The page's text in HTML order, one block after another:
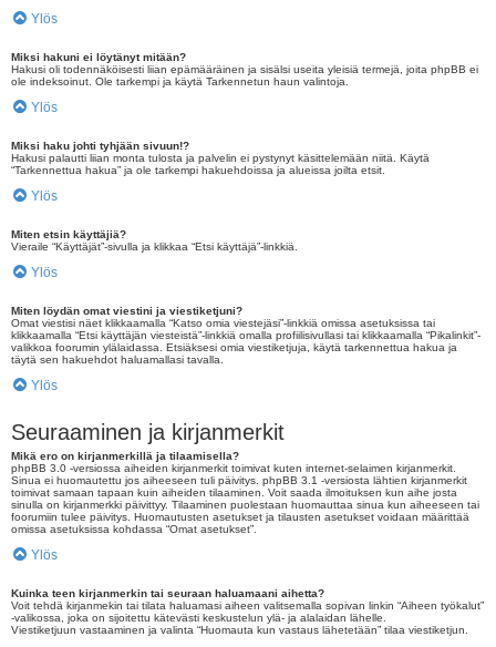
Ylös
Miksi hakuni ei löytänyt mitään?
Hakusi oli todennäköisesti liian epämääräinen ja sisälsi useita yleisiä termejä, joita phpBB ei
ole indeksoinut. Ole tarkempi ja käytä Tarkennetun haun valintoja.
Ylös
Miksi haku johti tyhjään sivuun!?
Hakusi palautti liian monta tulosta ja palvelin ei pystynyt käsittelemään niitä. Käytä
“Tarkennettua hakua” ja ole tarkempi hakuehdoissa ja alueissa joilta etsit.
Ylös
Miten etsin käyttäjiä?
Vieraile “Käyttäjät”-sivulla ja klikkaa “Etsi käyttäjä”-linkkiä.
Ylös
Miten löydän omat viestini ja viestiketjuni?
Omat viestisi näet klikkaamalla “Katso omia viestejäsi”-linkkiä omissa asetuksissa tai
klikkaamalla “Etsi käyttäjän viesteistä”-linkkiä omalla profiilisivullasi tai klikkaamalla “Pikalinkit”-
valikkoa foorumin ylälaidassa. Etsiäksesi omia viestiketjuja, käytä tarkennettua hakua ja
täytä sen hakuehdot haluamallasi tavalla.
Ylös
Seuraaminen ja kirjanmerkit
Mikä ero on kirjanmerkillä ja tilaamisella?
phpBB 3.0 -versiossa aiheiden kirjanmerkit toimivat kuten internet-selaimen kirjanmerkit.
Sinua ei huomautettu jos aiheeseen tuli päivitys. phpBB 3.1 -versiosta lähtien kirjanmerkit
toimivat samaan tapaan kuin aiheiden tilaaminen. Voit saada ilmoituksen kun aihe josta
sinulla on kirjanmerkki päivittyy. Tilaaminen puolestaan huomauttaa sinua kun aiheeseen tai
foorumiin tulee päivitys. Huomautusten asetukset ja tilausten asetukset voidaan määrittää
omissa asetuksissa kohdassa “Omat asetukset”.
Ylös
Kuinka teen kirjanmerkin tai seuraan haluamaani aihetta?
Voit tehdä kirjanmekin tai tilata haluamasi aiheen valitsemalla sopivan linkin “Aiheen työkalut”
-valikossa, joka on sijoitettu kätevästi keskustelun ylä- ja alalaidan lähelle.
Viestiketjuun vastaaminen ja valinta “Huomauta kun vastaus lähetetään” tilaa viestiketjun.